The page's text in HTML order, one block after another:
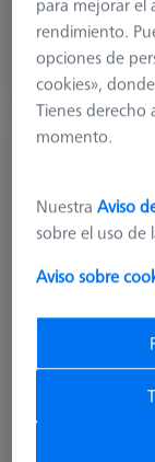
325,80 €
más el IVA
Disponible en
Extensión de
para mejorar el
rendimiento.
opciones de
cookies»,
Tienes
momento.
NuestraAviso
sobre el uso de
Aviso sobre